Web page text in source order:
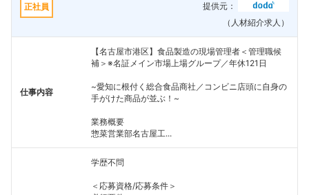
正社員
提供元：
（人材紹介求人）
仕事内容
【名古屋市港区】食品製造の現場管理者＜管理職候
補＞※名証メイン市場上場グループ／年休121日
~愛知に根付く総合食品商社／コンビニ店頭に自身の
手がけた商品が並ぶ！~
業務概要
惣菜営業部名古屋工...
学歴不問
＜応募資格/応募条件＞